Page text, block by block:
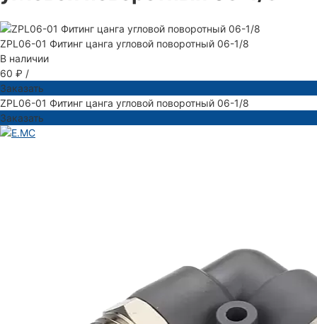
ZPL06-01 Фитинг цанга угловой поворотный 06-1/8
В наличии
60 ₽ /
Заказать
ZPL06-01 Фитинг цанга угловой поворотный 06-1/8
Заказать